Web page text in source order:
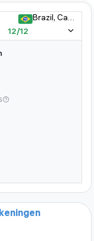
lijst van openbare
sites is
Brazil, Campinas
12/12